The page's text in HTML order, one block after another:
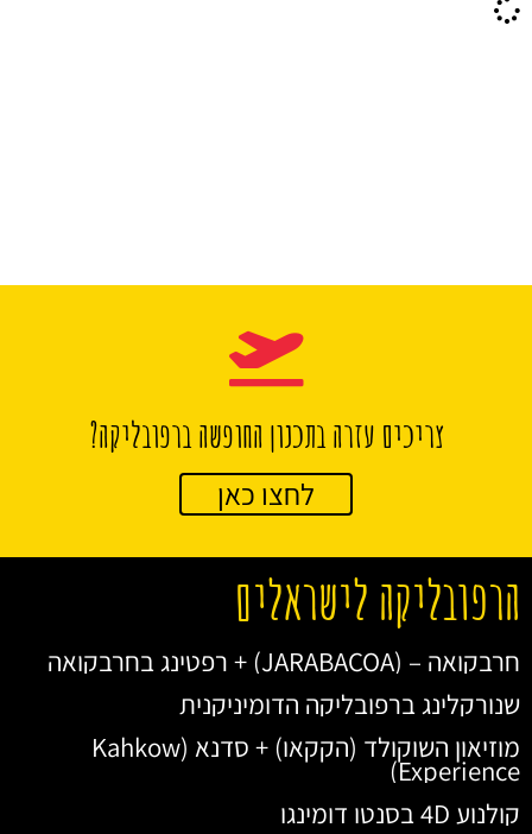
צריכים עזרה בתכנון החופשה ברפובליקה?
לחצו כאן
הרפובליקה לישראלים
חרבקואה – (JARABACOA) + רפטינג בחרבקואה
שנורקלינג ברפובליקה הדומיניקנית
מוזיאון השוקולד (הקקאו) + סדנא (Kahkow
Experience)
קולנוע 4D בסנטו דומינגו